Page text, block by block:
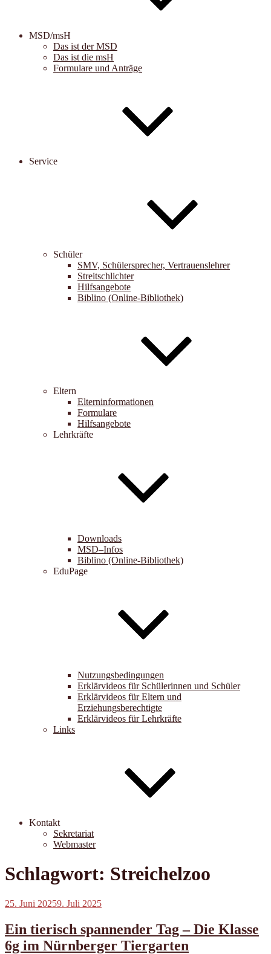
MSD/msH
Das ist der MSD
Das ist die msH
Formulare und Anträge
Service
Schüler
SMV, Schülersprecher, Vertrauenslehrer
Streitschlichter
Hilfsangebote
Biblino (Online-Bibliothek)
Eltern
Elterninformationen
Formulare
Hilfsangebote
Lehrkräfte
Downloads
MSD–Infos
Biblino (Online-Bibliothek)
EduPage
Nutzungsbedingungen
Erklärvideos für Schülerinnen und Schüler
Erklärvideos für Eltern und
Erziehungsberechtigte
Erklärvideos für Lehrkräfte
Links
Kontakt
Sekretariat
Webmaster
Schlagwort: Streichelzoo
Veröffentlicht
25. Juni 20259. Juli 2025
Ein tierisch spannender Tag – Die Klasse
6g im Nürnberger Tiergarten